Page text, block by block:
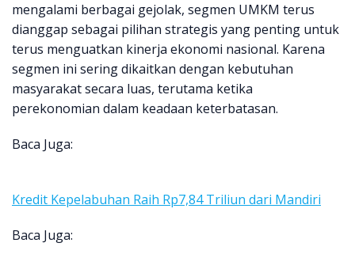
mengalami berbagai gejolak, segmen UMKM terus
dianggap sebagai pilihan strategis yang penting untuk
terus menguatkan kinerja ekonomi nasional. Karena
segmen ini sering dikaitkan dengan kebutuhan
masyarakat secara luas, terutama ketika
perekonomian dalam keadaan keterbatasan.
Baca Juga:
Kredit Kepelabuhan Raih Rp7,84 Triliun dari Mandiri
Baca Juga: